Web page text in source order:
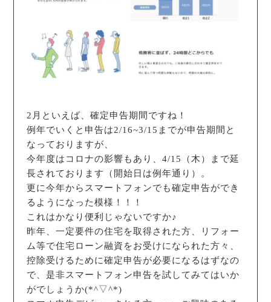
2月といえば、確定申告期間ですね！
例年でいくと申告は2/16~3/15までが申告期間と
なっておりますが、
今年度はコロナの影響もあり、4/15（木）まで延
長されております（開始日は例年通り）。
更に今年からスマートフォンでも確定申告ができ
るようになった模様！！！
これはかなり便利じゃないですか♪
昨年、一定要件の住宅を取得された方、リフォー
ム等で住宅ローン融資をお受けになられた方々、
控除受けるために確定申告が必要になるはずなの
で、是非スマートフォン申告を試してみてはいか
がでしょうか(*^▽^*)